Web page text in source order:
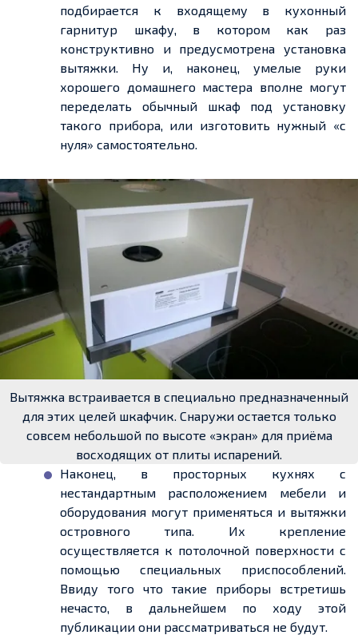
подбирается к входящему в кухонный
гарнитур шкафу, в котором как раз
конструктивно и предусмотрена установка
вытяжки. Ну и, наконец, умелые руки
хорошего домашнего мастера вполне могут
переделать обычный шкаф под установку
такого прибора, или изготовить нужный «с
нуля» самостоятельно.
Вытяжка встраивается в специально предназначенный
для этих целей шкафчик. Снаружи остается только
совсем небольшой по высоте «экран» для приёма
восходящих от плиты испарений.
Наконец, в просторных кухнях с
нестандартным расположением мебели и
оборудования могут применяться и вытяжки
островного типа. Их крепление
осуществляется к потолочной поверхности с
помощью специальных приспособлений.
Ввиду того что такие приборы встретишь
нечасто, в дальнейшем по ходу этой
публикации они рассматриваться не будут.